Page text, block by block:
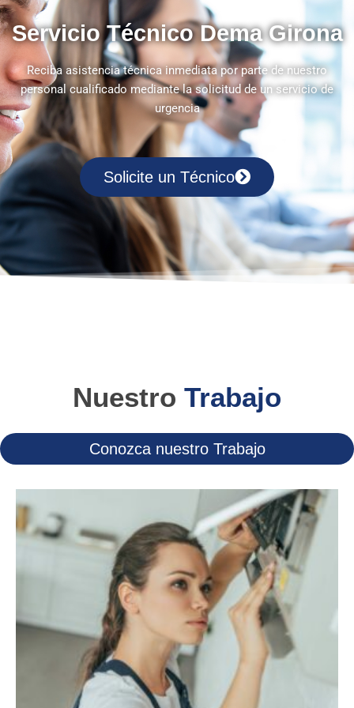
Servicio Técnico Dema Girona
Reciba asistencia técnica inmediata por parte de nuestro
personal cualificado mediante la solicitud de un servicio de
urgencia
Solicite un Técnico
Nuestro Trabajo
Conozca nuestro Trabajo